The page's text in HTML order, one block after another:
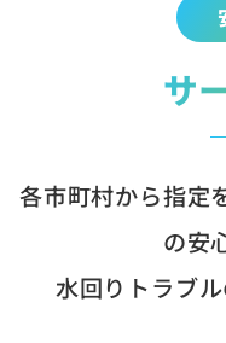
サ
各市町村から指定
の安
水回りトラブ